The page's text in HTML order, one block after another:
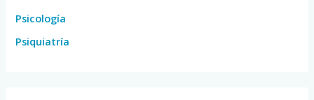
Psicología
Psiquiatría